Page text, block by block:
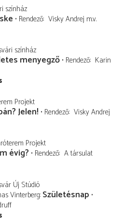
színház
Rendező Visky Andrej m.v.
színház
menyegző Rendező Karin
Projekt
Jelen! Rendező Visky Andrej
Projekt
évig? Rendező A társulat
Új Stúdió
Vinterberg Születésnap